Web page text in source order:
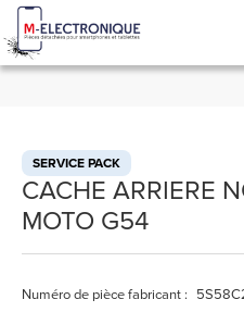
SERVICE PACK
CACHE ARRIERE
MOTO G54
Numéro de pièce fabricant :